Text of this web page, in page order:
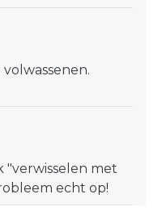
"verwisselen met
echt op!